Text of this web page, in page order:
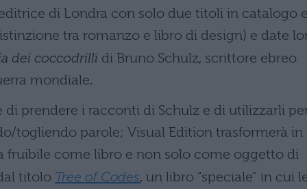
di Londra con solo due titoli in catalogo
tra romanzo e libro di design) e date
dei coccodrilli di Bruno Schulz, scrittore ebreo
mondiale.
di prendere i racconti di Schulz e di utilizzarli
togliendo parole; Visual Edition trasformerà in
fruibile come libro e non solo come oggetto di
titolo Tree of Codes, un libro “speciale” in cui